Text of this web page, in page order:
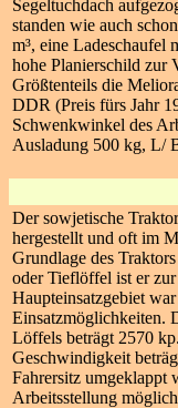
Segeltuchdach
standen wie auch
m³, eine Ladeschaufel
hohe Planierschild zur
Größtenteils die
DDR (Preis fürs Jahr
Schwenkwinkel des
Ausladung 500 kg, L/
Der sowjetische
hergestellt und oft im
Grundlage des
oder Tieflöffel ist er
Haupteinsatzgebiet
Einsatzmöglichkeiten.
Löffels beträgt 2570
Geschwindigkeit
Fahrersitz umgeklappt
Arbeitsstellung